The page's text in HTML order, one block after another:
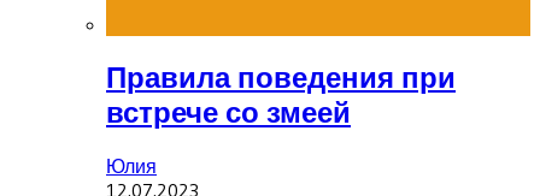
Правила поведения при
встрече со змеей
Юлия
12.07.2023